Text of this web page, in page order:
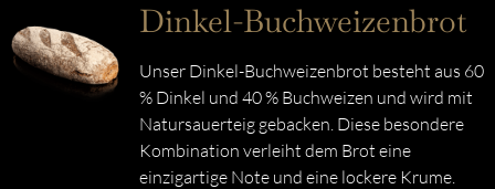
Dinkel-Buchweizenbrot
Unser Dinkel-Buchweizenbrot besteht aus 60
% Dinkel und 40 % Buchweizen und wird mit
Natursauerteig gebacken. Diese besondere
Kombination verleiht dem Brot eine
einzigartige Note und eine lockere Krume.